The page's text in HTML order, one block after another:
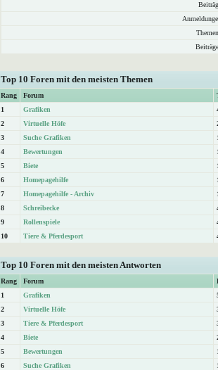
Top 10 Foren mit den meisten Themen
Rang Forum
1
Grafiken
2
Virtuelle Höfe
3
Suche Grafiken
4
Bewertungen
5
Biete
6
Homepagehilfe
7
Homepagehilfe - Archiv
8
Schreibecke
9
Rollenspiele
10
Tiere & Pferdesport
Top 10 Foren mit den meisten Antworten
Rang Forum
1
Grafiken
2
Virtuelle Höfe
3
Tiere & Pferdesport
4
Biete
5
Bewertungen
6
Suche Grafiken